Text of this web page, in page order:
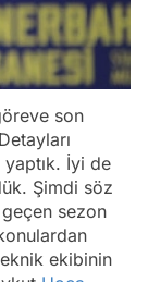
son
İyi de
Şimdi söz
sezon
ekibinin